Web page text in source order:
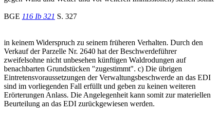
BGE 116 Ib 321 S. 327
in keinem Widerspruch zu seinem früheren Verhalten. Durch den
Verkauf der Parzelle Nr. 2640 hat der Beschwerdeführer
zweifelsohne nicht unbesehen künftigen Waldrodungen auf
benachbarten Grundstücken "zugestimmt". c) Die übrigen
Eintretensvoraussetzungen der Verwaltungsbeschwerde an das EDI
sind im vorliegenden Fall erfüllt und geben zu keinen weiteren
Erörterungen Anlass. Die Angelegenheit kann somit zur materiellen
Beurteilung an das EDI zurückgewiesen werden.